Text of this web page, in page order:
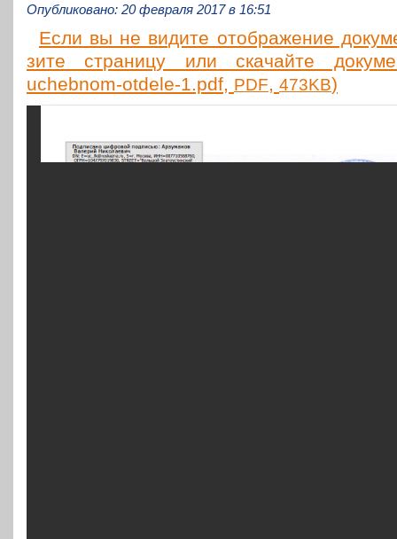
Опубликовано: 20 февраля 2017 в 16:51
Если вы не видите отоб­ра­же­ние
зи­те стра­ни­цу или ска­чай­те
uchebnom-otdele‑1.pdf, PDF, 473KB)